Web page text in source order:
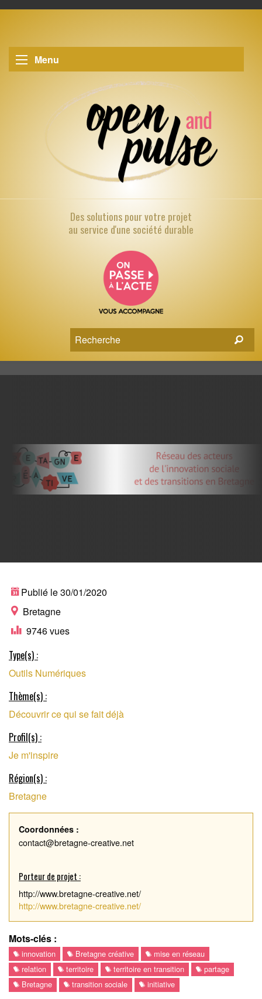
Menu
Des solutions pourvotre projet
au service d'une société durable
PLATEFORME DE
MISE EN RÉSEAU
SUR LE TERRITOIRE
BRETON
Publié le 30/01/2020
Bretagne
9746 vues
Type(s) :
Outils Numériques
Thème(s) :
Découvrir ce qui se fait déjà
Profil(s) :
Je m'inspire
Région(s) :
Bretagne
Coordonnées :
contact@bretagne-creative.net
Porteur de projet :
http://www.bretagne-creative.net/
http://www.bretagne-creative.net/
Mots-clés :
innovation Bretagne créative
mise en réseau
relation
territoire territoire en transition
partage
Bretagne
transition sociale initiative